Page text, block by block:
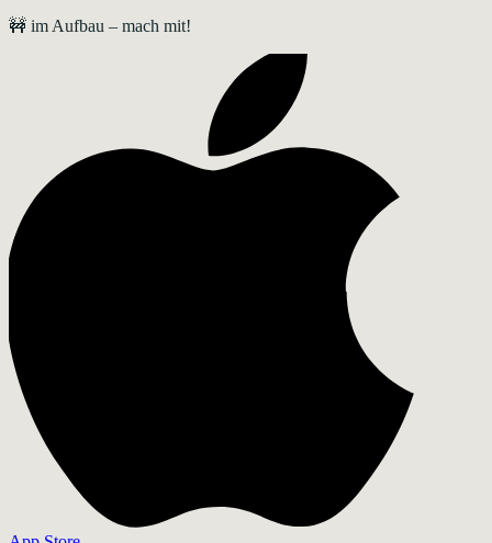
🚧 im Aufbau – mach mit!